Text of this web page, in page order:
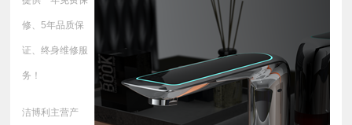
修、5年品质保
证、终身维修服
务！
洁博利主营产